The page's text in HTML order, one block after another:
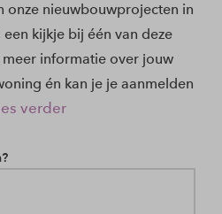
onze nieuwbouwprojecten in
kijkje bij één van deze
informatie over jouw
én kan je je aanmelden
verder